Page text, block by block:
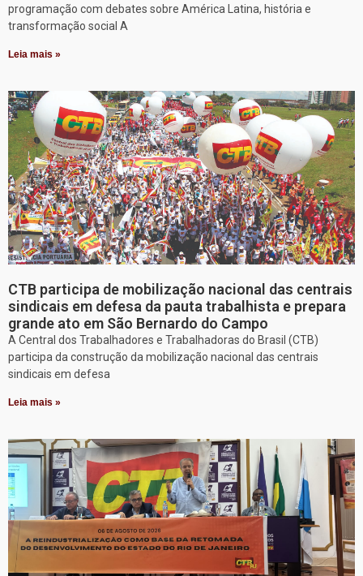
programação com debates sobre América Latina, história e
transformação social A
Leia mais »
CTB participa de mobilização nacional das centrais
sindicais em defesa da pauta trabalhista e prepara
grande ato em São Bernardo do Campo
A Central dos Trabalhadores e Trabalhadoras do Brasil (CTB)
participa da construção da mobilização nacional das centrais
sindicais em defesa
Leia mais »